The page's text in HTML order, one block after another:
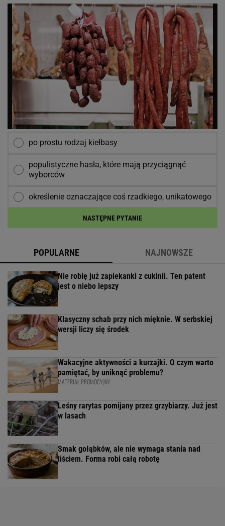
po prostu rodzaj kiełbasy
populistyczne hasła, które mają przyciągnąć
wyborców
określenie oznaczające coś rzadkiego, unikatowego
NASTĘPNE PYTANIE
POPULARNE NAJNOWSZE
Nie robię już zapiekanki z cukinii. Ten patent
jest o niebo lepszy
Klasyczny schab przy nich mięknie. W serbskiej
wersji liczy się środek
Wakacyjne aktywności a kurzajki. O czym warto
pamiętać, by uniknąć problemu?
MATERIAŁ PROMOCYJNY
Leśny rarytas pomijany przez grzybiarzy. Już jest
w lasach
Smak gołąbków, ale nie wymaga stania nad
liściem. Forma robi całą robotę